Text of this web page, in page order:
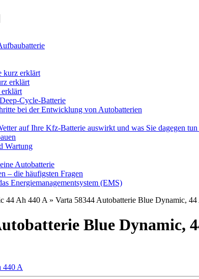
kurz erklärt
erklärt
Cycle-Batterie
bei der Entwicklung von Autobatterien
auf Ihre Kfz-Batterie auswirkt und was Sie dagegen tun
Wartung
Autobatterie
– die häufigsten Fragen
Energiemanagementsystem (EMS)
44 Ah 440 A » Varta 58344 Autobatterie Blue Dynamic, 44
Blue Dynamic,
440 A